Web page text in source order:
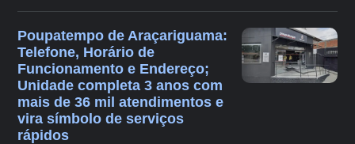
Poupatempo de Araçariguama:
Telefone, Horário de
Funcionamento e Endereço;
Unidade completa 3 anos com
mais de 36 mil atendimentos e
vira símbolo de serviços
rápidos